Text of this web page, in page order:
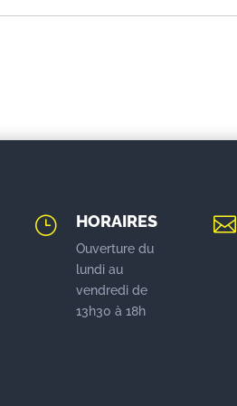
} HORAIRES
Ouverture du
lundi au
vendredi de
13h30 à 18h
